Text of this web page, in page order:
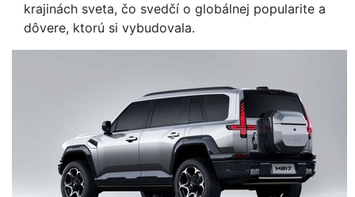
krajinách sveta, čo svedčí o globálnej popularite a
dôvere, ktorú si vybudovala.